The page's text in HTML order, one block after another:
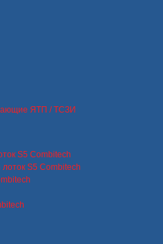
ЯТП / ТСЗИ
S5 Combitech
S5 Combitech